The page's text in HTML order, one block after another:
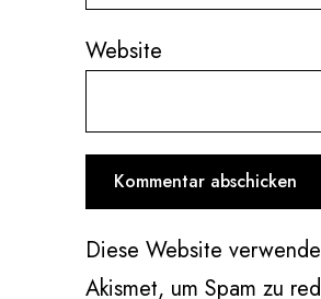
Website
Diese Website
Akismet, um Spam zu